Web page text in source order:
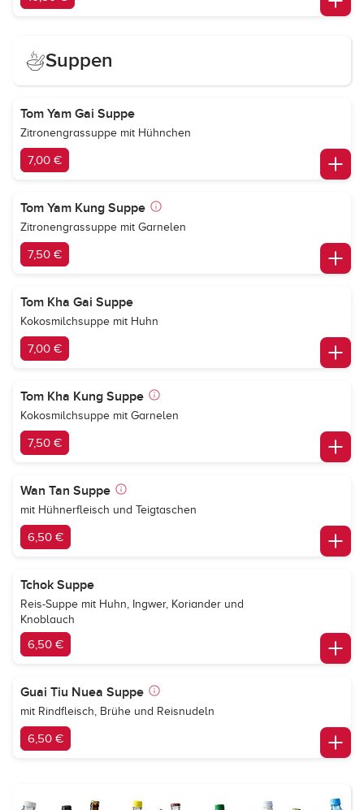
Suppen
Tom Yam Gai Suppe
Zitronengrassuppe mit Hühnchen
7,00 €
Tom Yam Kung Suppe
Zitronengrassuppe mit Garnelen
7,50 €
Tom Kha Gai Suppe
Kokosmilchsuppe mit Huhn
7,00 €
Tom Kha Kung Suppe
Kokosmilchsuppe mit Garnelen
7,50 €
Wan Tan Suppe
mit Hühnerfleisch und Teigtaschen
6,50 €
Tchok Suppe
Reis-Suppe mit Huhn, Ingwer, Koriander und
Knoblauch
6,50 €
Guai Tiu Nuea Suppe
mit Rindfleisch, Brühe und Reisnudeln
6,50 €